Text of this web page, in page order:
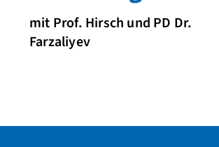
mit Prof. Hirsch und PD Dr.
Farzaliyev